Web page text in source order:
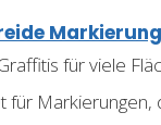
für viele
für